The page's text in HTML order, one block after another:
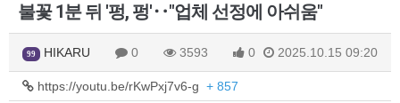
불꽃 1분 뒤 '펑, 펑'‥"업체 선정에 아쉬움"
99 HIKARU 0 3593 0 2025.10.15 09:20
https://youtu.be/rKwPxj7v6-g + 857